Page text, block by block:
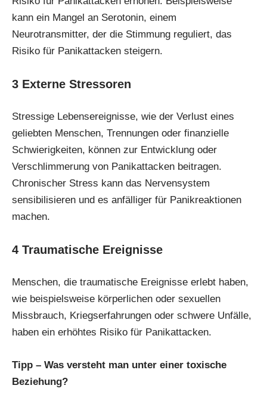
kann ein Mangel an Serotonin, einem
Neurotransmitter, der die Stimmung reguliert, das
Risiko für Panikattacken steigern.
3 Externe Stressoren
Stressige Lebensereignisse, wie der Verlust eines
geliebten Menschen, Trennungen oder finanzielle
Schwierigkeiten, können zur Entwicklung oder
Verschlimmerung von Panikattacken beitragen.
Chronischer Stress kann das Nervensystem
sensibilisieren und es anfälliger für Panikreaktionen
machen.
4 Traumatische Ereignisse
Menschen, die traumatische Ereignisse erlebt haben,
wie beispielsweise körperlichen oder sexuellen
Missbrauch, Kriegserfahrungen oder schwere Unfälle,
haben ein erhöhtes Risiko für Panikattacken.
Tipp – Was versteht man unter einer toxische
Beziehung?